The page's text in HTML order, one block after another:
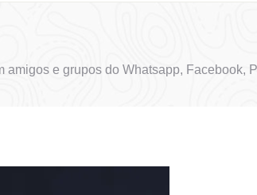
e grupos do Whatsapp, Facebook,